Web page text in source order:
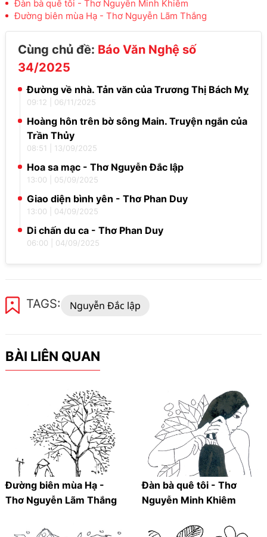
Đàn bà quê tôi - Thơ Nguyễn Minh Khiêm
Đường biên mùa Hạ - Thơ Nguyễn Lãm Thắng
Cùng chủ đề: Báo Văn Nghệ số
34/2025
Đường về nhà. Tản văn của Trương Thị Bách Mỵ
09:12 06/11/2025
Hoàng hôn trên bờ sông Main. Truyện ngắn của
Trần Thủy
08:51 13/09/2025
Hoa sa mạc - Thơ Nguyễn Đắc lập
13:00 05/09/2025
Giao diện bình yên - Thơ Phan Duy
13:00 04/09/2025
Di chấn du ca - Thơ Phan Duy
06:00 04/09/2025
TAGS: Nguyễn Đắc lập
BÀI LIÊN QUAN
Đường biên mùa Hạ -
Thơ Nguyễn Lãm Thắng
Đàn bà quê tôi - Thơ
Nguyễn Minh Khiêm